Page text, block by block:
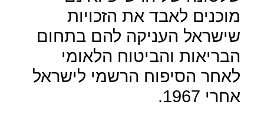
מוכנים לאבד את הזכויות
שישראל העניקה להם בתחום
הבריאות והביטוח הלאומי
לאחר הסיפוח הרשמי לישראל
אחרי 1967.